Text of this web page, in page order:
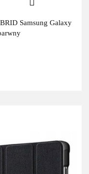
Samsung Galaxy